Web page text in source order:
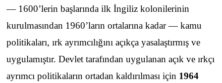
— 1600’lerin başlarında ilk İngiliz kolonilerinin
kurulmasından 1960’ların ortalarına kadar — kamu
politikaları, ırk ayrımcılığını açıkça yasalaştırmış ve
uygulamıştır. Devlet tarafından uygulanan açık ve ırkçı
ayrımcı politikaların ortadan kaldırılması için 1964